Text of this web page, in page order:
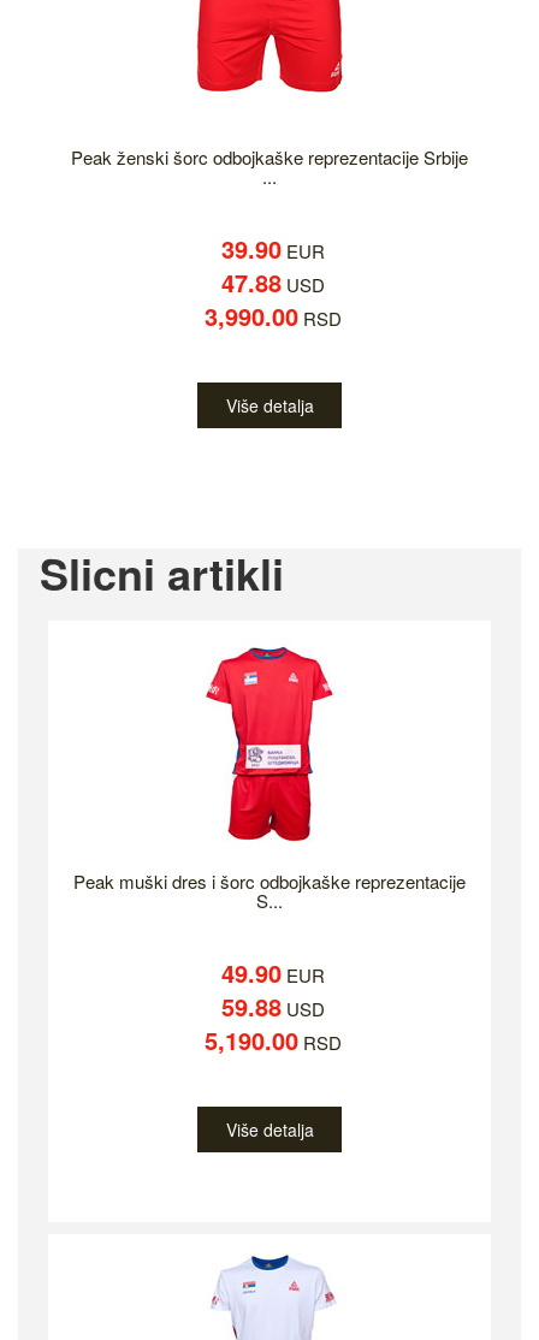
Peak ženski šorc odbojkaške reprezentacije Srbije
...
39.90EUR
47.88USD
3,990.00RSD
Više detalja
Slicni artikli
Peak muški dres i šorc odbojkaške reprezentacije
S...
49.90EUR
59.88USD
5,190.00RSD
Više detalja